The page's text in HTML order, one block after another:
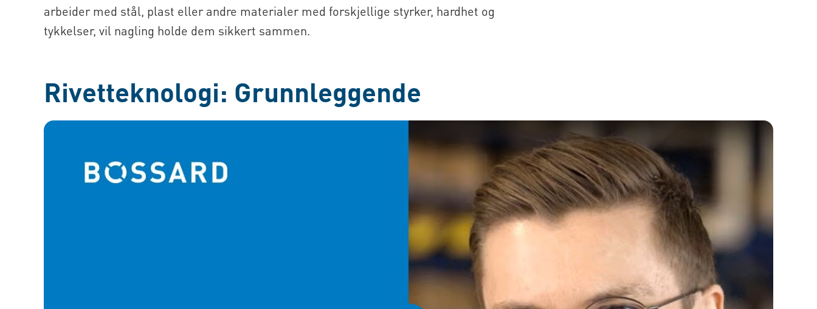
arbeider med stål, plast eller andre materialer med forskjellige styrker, hardhet og
tykkelser, vil nagling holde dem sikkert sammen.
Rivetteknologi: Grunnleggende